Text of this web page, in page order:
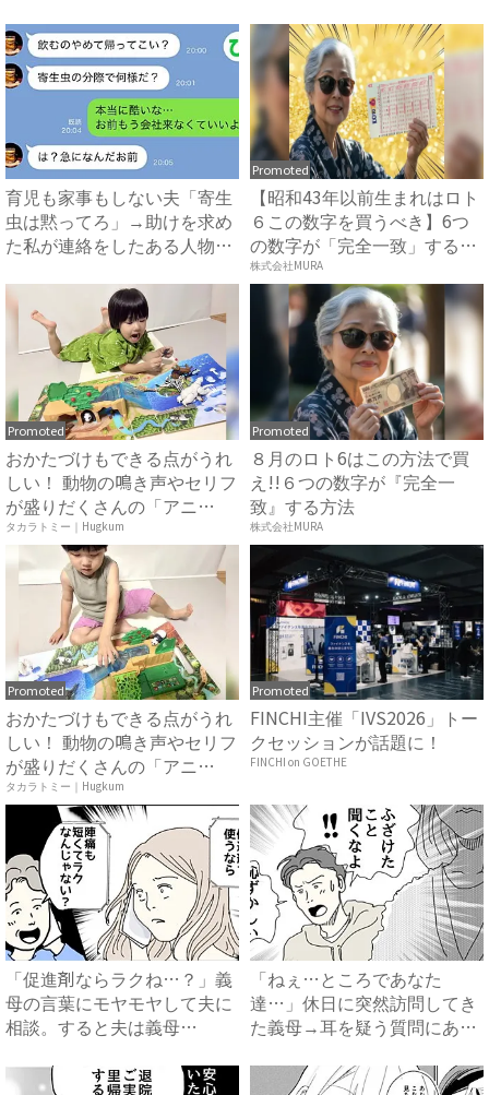
育児も家事もしない夫「寄生
虫は黙ってろ」→助けを求め
た私が連絡をしたある人物と
Promoted
【昭和43年以前生まれはロト
６この数字を買うべき】6つ
の数字が「完全一致」する
方...
株式会社MURA
Promoted
おかたづけもできる点がうれ
しい！ 動物の鳴き声やセリフ
が盛りだくさんの「アニ
ア ...
タカラトミー｜Hugkum
Promoted
８月のロト6はこの方法で買
え!!６つの数字が『完全一
致』する方法
株式会社MURA
Promoted
おかたづけもできる点がうれ
しい！ 動物の鳴き声やセリフ
が盛りだくさんの「アニ
ア ...
タカラトミー｜Hugkum
Promoted
FINCHI主催「IVS2026」トー
クセッションが話題に！
FINCHI on GOETHE
「促進剤ならラクね…？」義
母の言葉にモヤモヤして夫に
相談。すると夫は義母
「ねぇ…ところであなた
達…」休日に突然訪問してき
た義母→耳を疑う質問にあ